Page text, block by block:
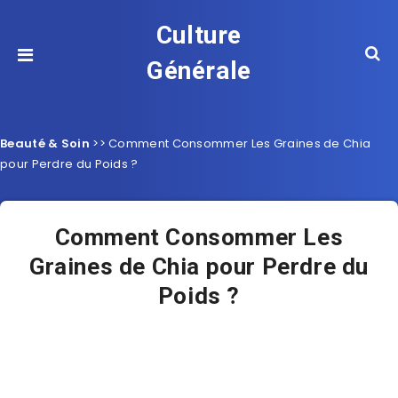
Culture
Générale
Beauté & Soin >>Comment Consommer Les Graines de Chia
pour Perdre du Poids ?
Comment Consommer Les
Graines de Chia pour Perdre du
Poids ?